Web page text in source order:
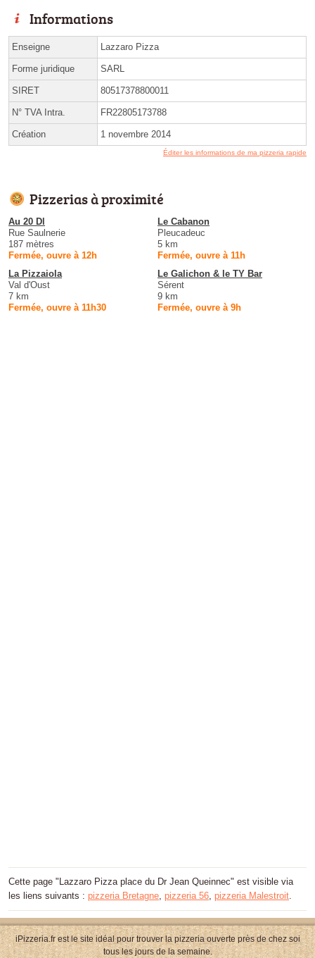
Informations
Enseigne Lazzaro Pizza
Forme juridique SARL
SIRET 80517378800011
N° TVA Intra. FR22805173788
Création 1 novembre 2014
Éditer les informations de ma pizzeria rapide
Pizzerias à proximité
Au 20 Dl
Rue Saulnerie
187 mètres
Fermée, ouvre à 12h
Le Cabanon
Pleucadeuc
5 km
Fermée, ouvre à 11h
La Pizzaiola
Val d'Oust
7 km
Fermée, ouvre à 11h30
Le Galichon & le TY Bar
Sérent
9 km
Fermée, ouvre à 9h
Cette page "Lazzaro Pizza place du Dr Jean Queinnec" est visible via
les liens suivants : pizzeria Bretagne pizzeria 56 pizzeria Malestroit
iPizzeria.fr est le site idéal pour trouver la pizzeria ouverte près de chez soi
tous les jours de la semaine.